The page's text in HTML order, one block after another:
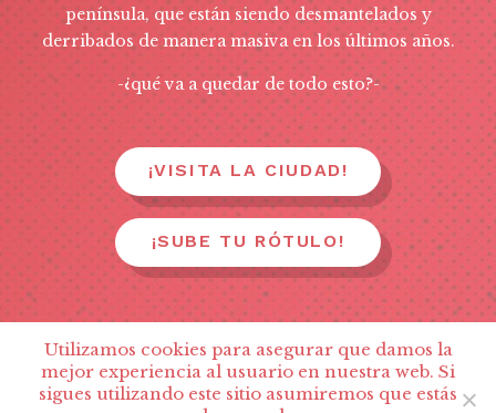
península, que están siendo desmantelados y
derribados de manera masiva en los últimos años.
-¿qué va a quedar de todo esto?-
¡VISITA LA CIUDAD!
¡SUBE TU RÓTULO!
Un proyecto de Basurama y Zuloark con el apoyo del programa
de ayudas a la creación 2019 del Ayuntamiento de Madrid.
Utilizamos cookies para asegurar que damos la
mejor experiencia al usuario en nuestra web. Si
sigues utilizando este sitio asumiremos que estás